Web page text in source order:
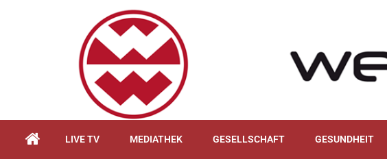
LIVE TV MEDIATHEK GESELLSCHAFT GESUNDHEIT